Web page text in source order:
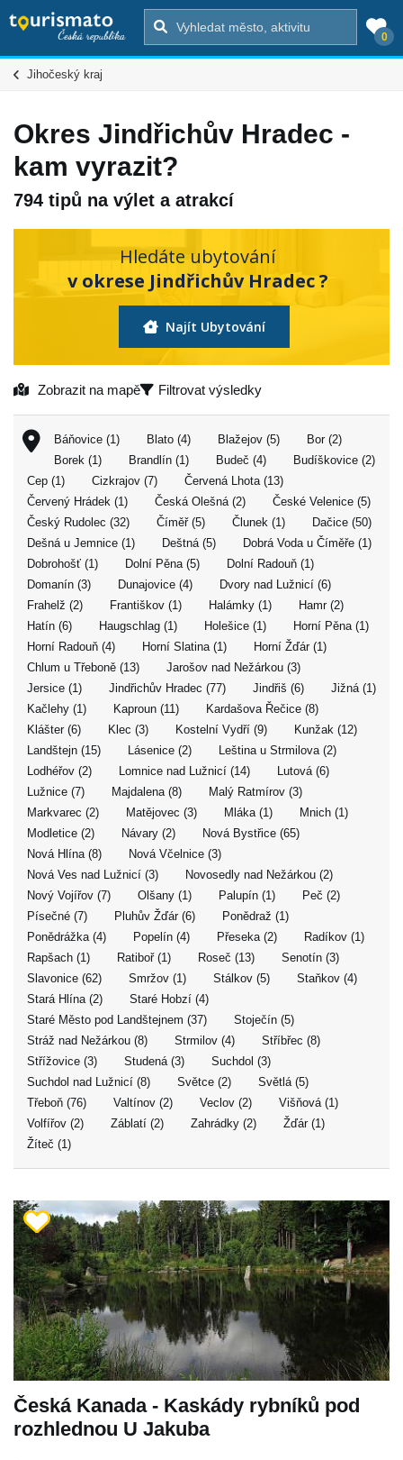
0
Jihočeský kraj
Okres Jindřichův Hradec -
kam vyrazit?
794 tipů na výlet a atrakcí
Hledáte ubytování
v okrese Jindřichův Hradec ?
Najít Ubytování
Zobrazit na mapě Filtrovat výsledky
Báňovice (1) Blato (4) Blažejov (5)
Bor (2)
Borek (1)
Brandlín (1) Budeč (4)
Budíškovice (2)
Cep (1)
Cizkrajov (7)
Červená Lhota (13)
Červený Hrádek (1)
Česká Olešná (2)
České Velenice (5)
Český Rudolec (32)
Číměř (5) Člunek (1)
Dačice (50)
Dešná u Jemnice (1)
Deštná (5)
Dobrá Voda u Číměře (1)
Dobrohošť (1)
Dolní Pěna (5)
Dolní Radouň (1)
Domanín (3)
Dunajovice (4)
Dvory nad Lužnicí (6)
Frahelž (2)
Františkov (1) Halámky (1)
Hamr (2)
Hatín (6)
Haugschlag (1) Holešice (1)
Horní Pěna (1)
Horní Radouň (4)
Horní Slatina (1)
Horní Žďár (1)
Chlum u Třeboně (13)
Jarošov nad Nežárkou (3)
Jersice (1)
Jindřichův Hradec (77) Jindřiš (6)
Jižná (1)
Kačlehy (1)
Kaproun (11)
Kardašova Řečice (8)
Klášter (6)
Klec (3) Kostelní Vydří (9)
Kunžak (12)
Landštejn (15)
Lásenice (2)
Leština u Strmilova (2)
Lodhéřov (2)
Lomnice nad Lužnicí (14)
Lutová (6)
Lužnice (7)
Majdalena (8)
Malý Ratmírov (3)
Markvarec (2)
Matějovec (3) Mláka (1)
Mnich (1)
Modletice (2)
Návary (2)
Nová Bystřice (65)
Nová Hlína (8)
Nová Včelnice (3)
Nová Ves nad Lužnicí (3)
Novosedly nad Nežárkou (2)
Nový Vojířov (7)
Olšany (1) Palupín (1)
Peč (2)
Písečné (7)
Pluhův Žďár (6)
Ponědraž (1)
Ponědrážka (4)
Popelín (4) Přeseka (2)
Radíkov (1)
Rapšach (1)
Ratiboř (1) Roseč (13)
Senotín (3)
Slavonice (62)
Smržov (1) Stálkov (5)
Staňkov (4)
Stará Hlína (2)
Staré Hobzí (4)
Staré Město pod Landštejnem (37)
Stoječín (5)
Stráž nad Nežárkou (8)
Strmilov (4)
Stříbřec (8)
Střížovice (3)
Studená (3)
Suchdol (3)
Suchdol nad Lužnicí (8)
Světce (2)
Světlá (5)
Třeboň (76)
Valtínov (2) Veclov (2)
Višňová (1)
Volfířov (2)
Záblatí (2) Zahrádky (2)
Žďár (1)
Žíteč (1)
Česká Kanada - Kaskády rybníků pod
rozhlednou U Jakuba